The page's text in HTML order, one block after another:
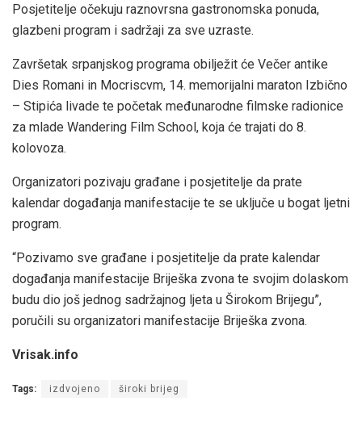
Posjetitelje očekuju raznovrsna gastronomska ponuda,
glazbeni program i sadržaji za sve uzraste.
Završetak srpanjskog programa obilježit će Večer antike
Dies Romani in Mocriscvm, 14. memorijalni maraton Izbično
– Stipića livade te početak međunarodne filmske radionice
za mlade Wandering Film School, koja će trajati do 8.
kolovoza.
Organizatori pozivaju građane i posjetitelje da prate
kalendar događanja manifestacije te se uključe u bogat ljetni
program.
“Pozivamo sve građane i posjetitelje da prate kalendar
događanja manifestacije Briješka zvona te svojim dolaskom
budu dio još jednog sadržajnog ljeta u Širokom Brijegu”,
poručili su organizatori manifestacije Briješka zvona.
Vrisak.info
Tags: izdvojeno široki brijeg